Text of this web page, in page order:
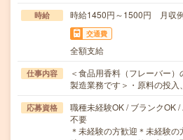
時給 時給1450円～1500円 月収
交通費
全額支給
仕事内容
＜食品用香料（フレーバー
製造業務です＞・原料の投
応募資格
職種未経験OK / ブランクOK
不要
＊未経験の方歓迎＊未経験